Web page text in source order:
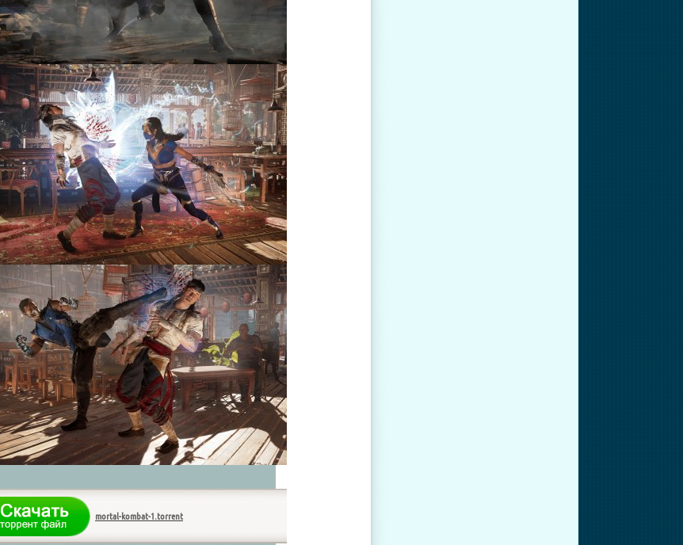
mortal-kombat-1.torrent